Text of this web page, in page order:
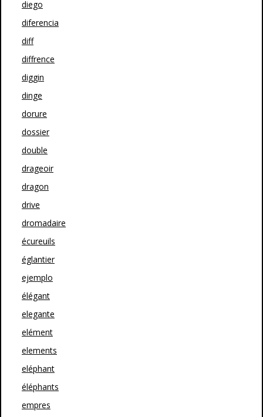
diego
diferencia
diff
diffrence
diggin
dinge
dorure
dossier
double
drageoir
dragon
drive
dromadaire
écureuils
églantier
ejemplo
élégant
elegante
elément
elements
eléphant
éléphants
empres